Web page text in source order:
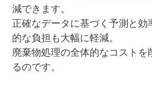
減できます。
正確なデータに基づく予測と効
的な負担も大幅に軽減。
廃棄物処理の全体的なコストを
るのです。